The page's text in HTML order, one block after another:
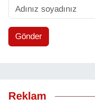
Gönder
Reklam